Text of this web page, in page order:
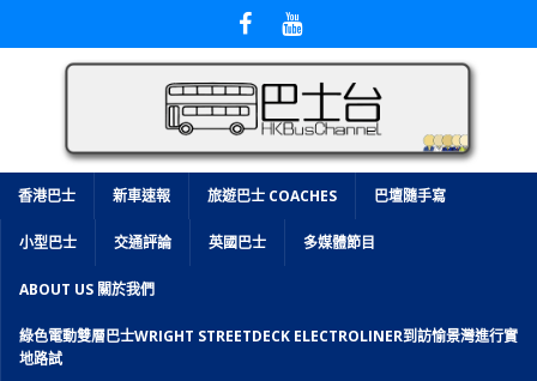
香港巴士 新車速報 旅遊巴士 COACHES 巴壇隨手寫
小型巴士 交通評論 英國巴士 多媒體節目
ABOUT US 關於我們
綠色電動雙層巴士WRIGHT STREETDECK ELECTROLINER到訪愉景灣進行實
地路試